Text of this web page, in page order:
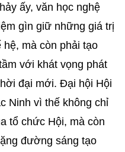
ấy, văn học nghệ
gìn giữ những giá trị
mà còn phải tạo
với khát vọng phát
đại mới. Đại hội Hội
Ninh vì thế không chỉ
tổ chức Hội, mà còn
đường sáng tạo